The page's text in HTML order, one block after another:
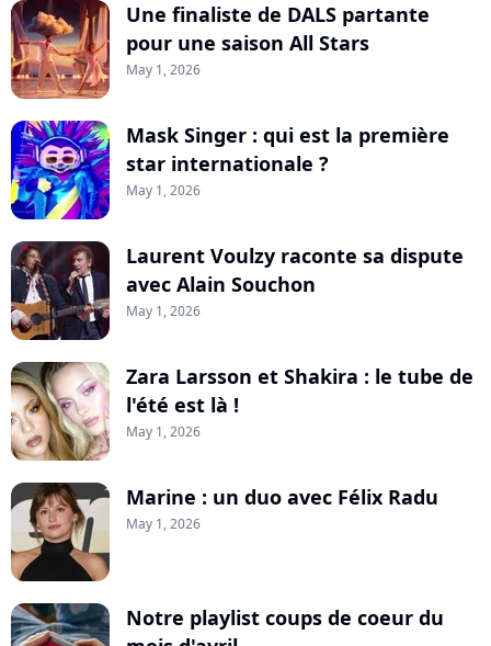
Une finaliste de DALS partante
pour une saison All Stars
May 1, 2026
Mask Singer : qui est la première
star internationale ?
May 1, 2026
Laurent Voulzy raconte sa dispute
avec Alain Souchon
May 1, 2026
Zara Larsson et Shakira : le tube de
l'été est là !
May 1, 2026
Marine : un duo avec Félix Radu
May 1, 2026
Notre playlist coups de coeur du